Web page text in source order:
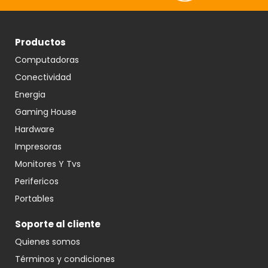
Productos
Computadoras
Conectividad
Energia
Gaming House
Hardware
Impresoras
Monitores Y Tvs
Perifericos
Portables
Soporte al cliente
Quienes somos
Términos y condiciones